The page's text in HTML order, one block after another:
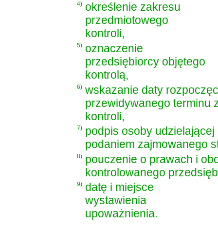
4) określenie zakresu
przedmiotowego
kontroli,
5) oznaczenie
przedsiębiorcy objętego
kontrolą,
6) wskazanie daty
przewidywanego terminu
kontroli,
7) podpis osoby
podaniem zajmowanego
8) pouczenie o prawach i
kontrolowanego
9) datę i miejsce
wystawienia
upoważnienia.